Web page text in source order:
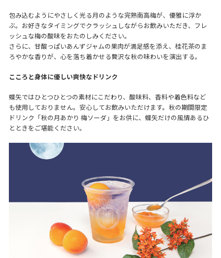
包み込むようにやさしく光る月のような完熟南高梅が、優雅に浮か
ぶ。お好きなタイミングでクラッシュしながらお飲みいただき、フレ
ッシュな梅の酸味をおたのしみください。
さらに、甘酸っぱいあんずジャムの果肉が満足感を添え、桂花茶のま
ろやかな香りが、心を落ち着かせる贅沢な秋の味わいを演出する。
こころと身体に優しい爽快なドリンク
蝶矢ではひとつひとつの素材にこだわり、酸味料、香料や着色料など
も使用しておりません。安心してお飲みいただけます。秋の期間限定
ドリンク「秋の月あかり 梅ソーダ」をお供に、蝶矢だけの風情あるひ
とときをご堪能ください。